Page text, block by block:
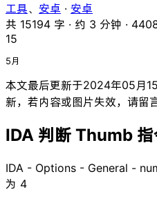
工具、 安卓 · 安卓
共 15194 字 · 约 3 分钟 ·
15
5月
本文最后更新于2024年05月
新，若内容或图片失效，请留
IDA 判断 Thumb
IDA - Options - General -
为 4